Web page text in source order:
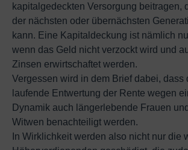
kapitalgedeckten Versorgung beitragen,
der nächsten oder übernächsten
kann. Eine Kapitaldeckung ist nämlich
wenn das Geld nicht verzockt wird und
Zinsen erwirtschaftet werden.
Vergessen wird in dem Brief dabei, dass
laufende Entwertung der Rente wegen
Dynamik auch längerlebende Frauen
Witwen benachteiligt werden.
In Wirklichkeit werden also nicht nur die